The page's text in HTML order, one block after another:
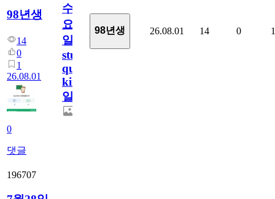
98년생
14
0
1
26.08.01
0
댓글
수
요
일/English
study
quiz
king771
일
98년생 26.08.01 14 0 1
196707